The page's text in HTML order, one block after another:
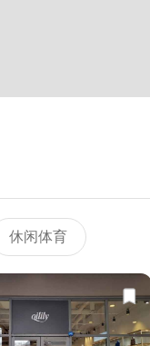
休闲体育